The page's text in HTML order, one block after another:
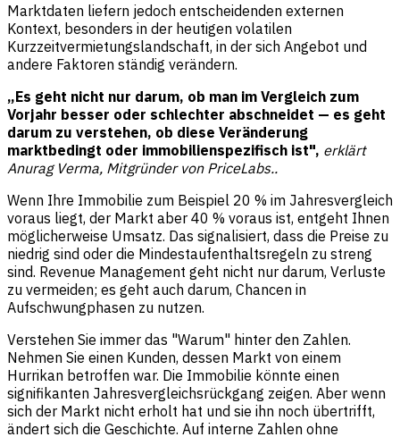
Marktdaten liefern jedoch entscheidenden externen
Kontext, besonders in der heutigen volatilen
Kurzzeitvermietungslandschaft, in der sich Angebot und
andere Faktoren ständig verändern.
„Es geht nicht nur darum, ob man im Vergleich zum
Vorjahr besser oder schlechter abschneidet — es geht
darum zu verstehen, ob diese Veränderung
marktbedingt oder immobilienspezifisch ist", erklärt
Anurag Verma, Mitgründer von PriceLabs..
Wenn Ihre Immobilie zum Beispiel 20 % im Jahresvergleich
voraus liegt, der Markt aber 40 % voraus ist, entgeht Ihnen
möglicherweise Umsatz. Das signalisiert, dass die Preise zu
niedrig sind oder die Mindestaufenthaltsregeln zu streng
sind. Revenue Management geht nicht nur darum, Verluste
zu vermeiden; es geht auch darum, Chancen in
Aufschwungphasen zu nutzen.
Verstehen Sie immer das "Warum" hinter den Zahlen.
Nehmen Sie einen Kunden, dessen Markt von einem
Hurrikan betroffen war. Die Immobilie könnte einen
signifikanten Jahresvergleichsrückgang zeigen. Aber wenn
sich der Markt nicht erholt hat und sie ihn noch übertrifft,
ändert sich die Geschichte. Auf interne Zahlen ohne